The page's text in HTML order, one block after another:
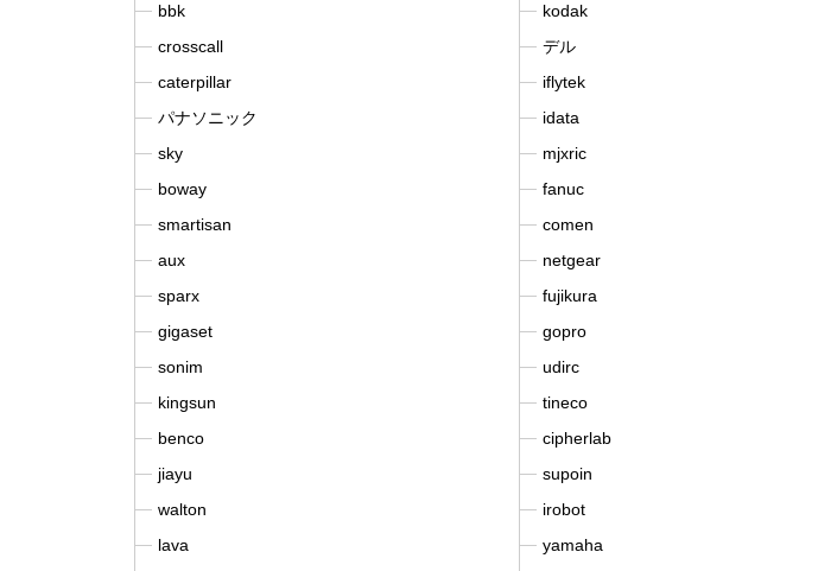
bbk
crosscall
caterpillar
パナソニック
sky
boway
smartisan
aux
sparx
gigaset
sonim
kingsun
benco
jiayu
walton
lava
kodak
デル
iflytek
idata
mjxric
fanuc
comen
netgear
fujikura
gopro
udirc
tineco
cipherlab
supoin
irobot
yamaha